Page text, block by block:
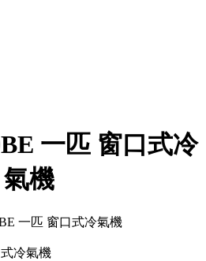
一匹 窗口式冷
氣機
冷氣機